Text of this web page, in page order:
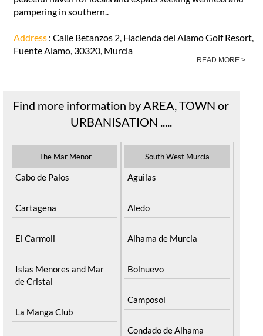
pampering in southern..
Address : Calle Betanzos 2, Hacienda del Alamo Golf Resort,
Fuente Alamo, 30320, Murcia
READ MORE >
Find more information by AREA, TOWN or
URBANISATION .....
The Mar Menor
Cabo de Palos
Cartagena
El Carmoli
Islas Menores and Mar
de Cristal
La Manga Club
South West Murcia
Aguilas
Aledo
Alhama de Murcia
Bolnuevo
Camposol
Condado de Alhama